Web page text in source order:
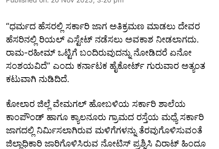
“ಧರ್ಮದ ಹೆಸರಲ್ಲಿ ಸರ್ಕಾರಿ ಜಾಗ ಅತಿಕ್ರಮಣ ಮಾಡಲು ದೇವರ
ಹೆಸರಿನಲ್ಲಿ ರಿಯಲ್ ‌ಎಸ್ಟೇಟ್ ನಡೆಸಲು ಅವಕಾಶ ನೀಡಲಾಗದು.
ರಾಮ-ರಹೀಮ್‌ ಒಟ್ಟಿಗೆ ಬಂದಿರುವುದನ್ನು ನೋಡಿದರೆ ಏನೋ
ಸಂಶಯವಿದೆ” ಎಂದು ಕರ್ನಾಟಕ ಹೈಕೋರ್ಟ್‌ ಗುರುವಾರ ಅತ್ಯಂತ
ಕಟುವಾಗಿ ನುಡಿದಿದೆ.
ಕೋಲಾರ ಜಿಲ್ಲೆ ವೇಮಗಲ್ ಹೋಬಳಿಯ‌ ಸರ್ಕಾರಿ ಶಾಲೆಯ
ಕಾಂಪೌಂಡ್ ಹಾಗೂ ಕ್ಯಾಲನೂರು ಗ್ರಾಮದ ರಸ್ತೆಯ ಮಧ್ಯೆ ಸರ್ಕಾರಿ
ಜಾಗದಲ್ಲಿ ನಿರ್ಮಿಸಲಾಗಿರುವ ಮಳಿಗೆಗಳನ್ನು ತೆರವುಗೊಳಿಸುವಂತೆ
ಜಿಲ್ಲಾಧಿಕಾರಿ ಜಾರಿಗೊಳಿಸಿರುವ ನೋಟಿಸ್ ಪ್ರಶ್ನಿಸಿ ವಿರಾಟ್ ಹಿಂದೂ